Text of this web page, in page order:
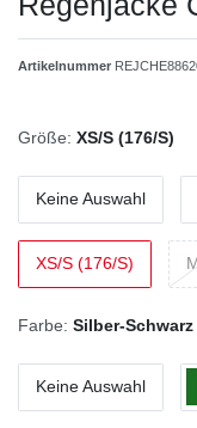
Artikelnummer
Größe: XS/S (176/S)
Keine Auswahl
XS/S (176/S)
Farbe: Silber-Schwarz
Keine Auswahl